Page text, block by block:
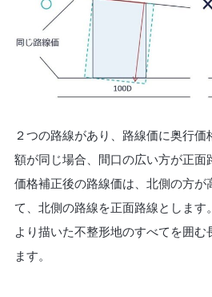
２つの路線があり、路線価に奥行
額が同じ場合、間口の広い方が正面
価格補正後の路線価は、北側の方が
て、北側の路線を正面路線とします
より描いた不整形地のすべてを囲む
ます。